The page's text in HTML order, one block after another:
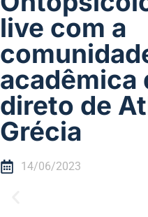
live com a
acadêmica
direto de
Grécia
14/06/2023